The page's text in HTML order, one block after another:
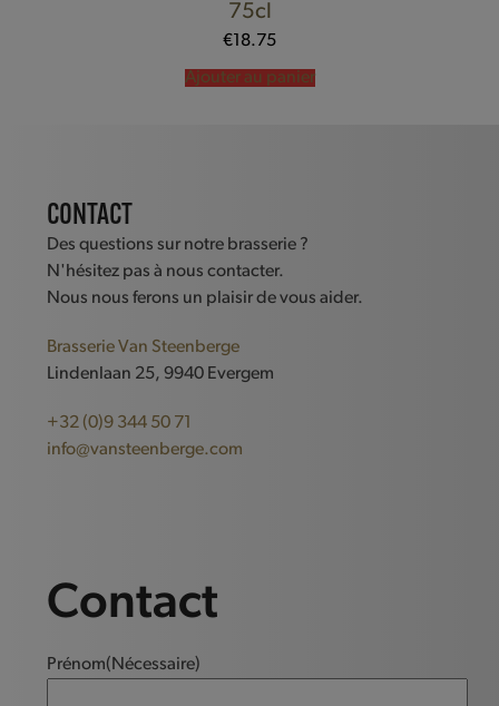
75cl
€ 18.75
Ajouter au panier
CONTACT
Des questions sur notre brasserie ?
N'hésitez pas à nous contacter.
Nous nous ferons un plaisir de vous aider.
Brasserie Van Steenberge
Lindenlaan 25, 9940 Evergem
+32 (0)9 344 50 71
info@vansteenberge.com
Contact
Prénom(Nécessaire)